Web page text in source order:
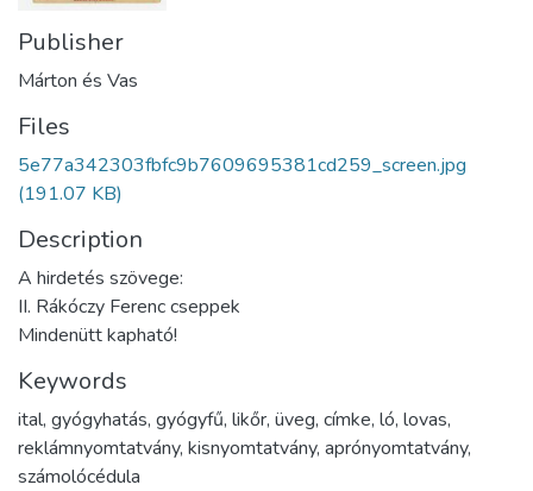
Publisher
Márton és Vas
Files
5e77a342303fbfc9b7609695381cd259_screen.jpg
(191.07 KB)
Description
A hirdetés szövege:
II. Rákóczy Ferenc cseppek
Mindenütt kapható!
Keywords
ital, gyógyhatás, gyógyfű, likőr, üveg, címke, ló, lovas,
reklámnyomtatvány, kisnyomtatvány, aprónyomtatvány,
számolócédula